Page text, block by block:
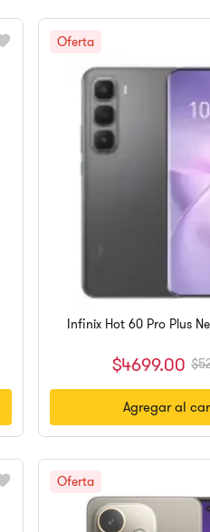
Infinix Hot 60 Pro Plus
$4699.00 $
Agregar al